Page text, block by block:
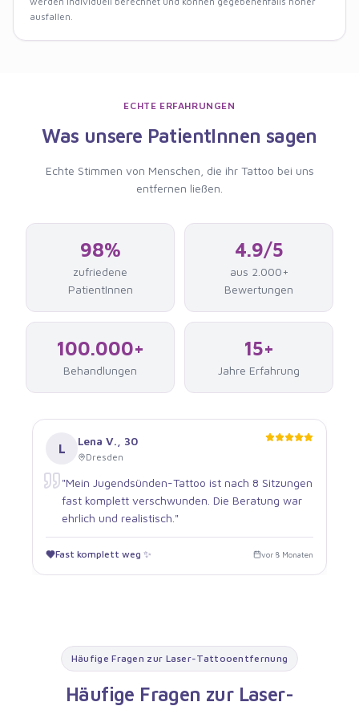
ausfallen.
ECHTE ERFAHRUNGEN
Was unsere PatientInnen sagen
Echte Stimmen von Menschen, die ihr Tattoo bei uns
entfernen ließen
98%
zufriedene
PatientInnen
4.9/5
aus 2.000+
Bewertungen
100.000+
Behandlungen
15+
Jahre Erfahrung
L Lena V. 30
Dresden
"Mein Jugendsünden-Tattoo ist nach 8 Sitzungen
fast komplett verschwunden. Die Beratung war
ehrlich und realistisch. "
Fast komplett weg ✨ vor 8 Monaten
Häufige Fragen zur Laser-Tattooentfernung
Häufige Fragen zur Laser-